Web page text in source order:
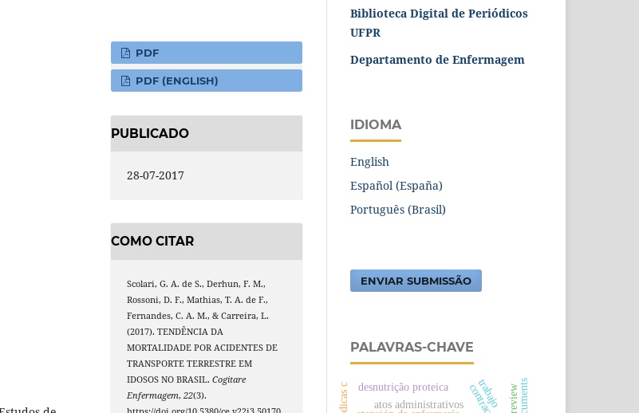
PDF
PDF (ENGLISH)
PUBLICADO
28-07-2017
COMO CITAR
Scolari, G. A. de S., Derhun, F. M.,
Rossoni, D. F., Mathias, T. A. de F.,
Fernandes, C. A. M., & Carreira, L.
(2017). TENDÊNCIA DA
MORTALIDADE POR ACIDENTES DE
TRANSPORTE TERRESTRE EM
IDOSOS NO BRASIL.Cogitare
Enfermagem,22(3).
Biblioteca Digital de Periódicos
UFPR
Departamento de Enfermagem
IDIOMA
English
Español (España)
Português (Brasil)
ENVIAR SUBMISSÃO
PALAVRAS-CHAVE
atos administrativos documents
desnutrição proteica trabajo